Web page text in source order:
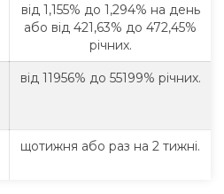
від 1,155% до 1,294% на день
або від 421,63% до 472,45%
річних.
від 11956% до 55199% річних.
щотижня або раз на 2 тижні.